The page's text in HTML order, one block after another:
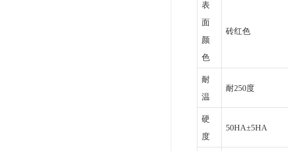
表
面
颜
色
砖红色
耐
温
耐250度
硬
度
50HA±5HA